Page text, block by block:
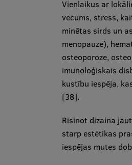
Vienlaikus ar
vecums, stress,
minētas sirds un
menopauze),
osteoporoze,
imunoloģiskais
kustību iespēja,
[38].
Risinot dizaina
starp estētikas
iespējas mutes